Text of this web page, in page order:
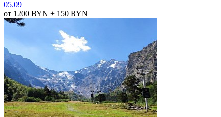
05.09
от 1200 BYN + 150 BYN